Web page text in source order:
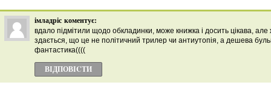
імладріс коментує:
вдало підмітили щодо обкладинки, може книжка і досить цікава, але
здається, що це не політичний трилер чи антиутопія, а дешева
фантастика((((
ВІДПОВІCТИ